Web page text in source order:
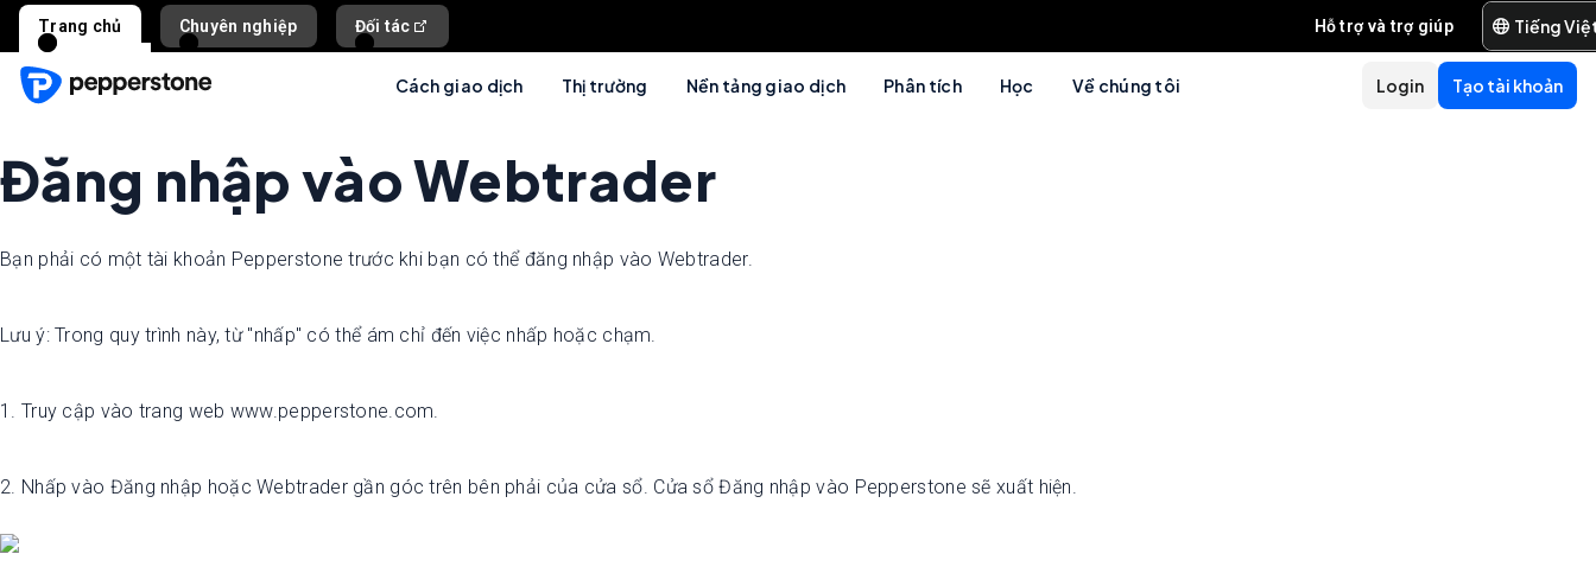
Trang chủ Chuyên nghiệp Đối tác Hỗ trợ và trợ giúp Tiếng
Cách giao dịch Thị trường Nền tảng giao dịch Phân tích Học Về chúng tôi Tạo tài khoản
Login
Đăng nhập vào Webtrader
Bạn phải có một tài khoản Pepperstone trước khi bạn có thể đăng nhập vào Webtrader.
Lưu ý: Trong quy trình này, từ "nhấp" có thể ám chỉ đến việc nhấp hoặc chạm.
1. Truy cập vào trang web www.pepperstone.com.
2. Nhấp vào Đăng nhập hoặc Webtrader gần góc trên bên phải của cửa sổ. Cửa sổ Đăng nhập vào Pepperstone sẽ xuất hiện.